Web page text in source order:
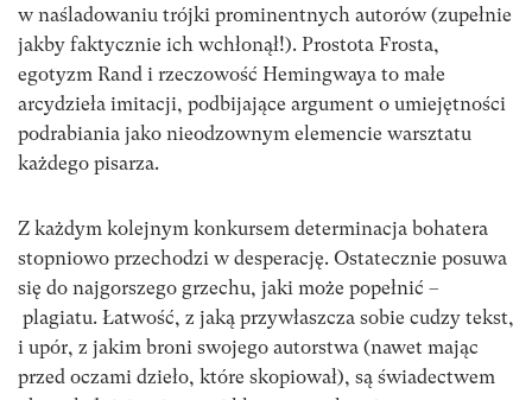
w naśladowaniu trójki prominentnych autorów (zupełnie
jakby faktycznie ich wchłonął!). Prostota Frosta,
egotyzm Rand i rzeczowość Hemingwaya to małe
arcydzieła imitacji, podbijające argument o umiejętności
podrabiania jako nieodzownym elemencie warsztatu
każdego pisarza.
Z każdym kolejnym konkursem determinacja bohatera
stopniowo przechodzi w desperację. Ostatecznie posuwa
się do najgorszego grzechu, jaki może popełnić –
plagiatu. Łatwość, z jaką przywłaszcza sobie cudzy tekst,
i upór, z jakim broni swojego autorstwa (nawet mając
przed oczami dzieło, które skopiował), są świadectwem